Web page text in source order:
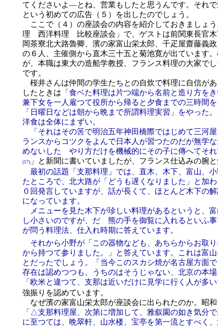
てくださいよ―とね、営業もしたと思うんです。それ
という初めての広告（５）を出したのでしょう。
ここで（４）の座談会の内容を紹介しておきましょ
理 西洋料理 比較座談会」で、ゲストは前関東長官木
岡茶寮北大路魯卿、濱の家富山栄太郎、千疋屋齋藤義
の６人、主催側から直木三十五と菊池寛が出ています
が、本職は東大の造船学教授、フランス料理の大家で
です。
桜井さんは仲間の学生たちとの自炊で料理に自信が
したときは 「食ベた料理は片つ端から名前と造り方を
兼下女を一人雇つて役所から帰ると夕食までの三時間
「日曜日などは朝から晩まで所謂料理実習」をやった
洋食は全体にまずい。
「それはその筈で明治五年神田橋際ではじめて三河
ランスからコツクをよんで日本人が習つたのだが無学
めないしたゞやり方だけを機械的にその子に傳へてそ
(17) 」と新聞に書いていましたが、フランス仕込みの腕
最初の話題「支那料理」では、直木、木下、富山、
たところで、北大路が「どうも遅くなりました」と加
０回発言していますが、話が長くて、ほとんど木下の
になっています。
メニューを見た木下が珍しい料理があるというと、
し小さいのですが、だゞ熊の手を御覧に入れるといふ
が問う料理法、仕入れ時期に答えています。
それから小野が「この器物なども、あちらからお取
から持つて参りました。」と答えています。これは富
とだったでしょう。「当今このスカシ焼が名古屋方面
存在は認めつつも、うちのはそうじゃない、北京の本
「欧米と違つて、支那は近いだけに見学に行く人が多
強振りを認めています。
なぜ濱の家富山栄太郎が座談会に出られたのか。昭
「△支那料理屋、次第に増加して、雅叙園の如き気分
に至つては、晩翠軒、山水楼、宝亭を第一流とすべく